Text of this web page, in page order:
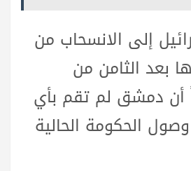
إلى الانسحاب من
بعد الثامن من
أن دمشق لم تقم بأي
الحكومة الحالية